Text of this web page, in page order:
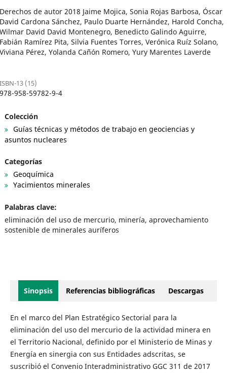
Derechos de autor 2018 Jaime Mojica, Sonia Rojas Barbosa, Óscar
David Cardona Sánchez, Paulo Duarte Hernández, Harold Concha,
Wilmar David David Montenegro, Benedicto Galindo Aguirre,
Fabián Ramírez Pita, Silvia Fuentes Torres, Verónica Ruíz Solano,
Viviana Pérez, Yolanda Cañón Romero, Yury Marentes Laverde
ISBN-13 (15)
978-958-59782-9-4
Colección
Guías técnicas y métodos de trabajo en geociencias y
asuntos nucleares
Categorías
Geoquímica
Yacimientos minerales
Palabras clave:
eliminación del uso de mercurio, minería, aprovechamiento
sostenible de minerales auríferos
Sinopsis Referencias bibliográficas Descargas
En el marco del Plan Estratégico Sectorial para la
eliminación del uso del mercurio de la actividad minera en
el Territorio Nacional, definido por el Ministerio de Minas y
Energía en sinergia con sus Entidades adscritas, se
suscribió el Convenio Interadministrativo GGC 311 de 2017